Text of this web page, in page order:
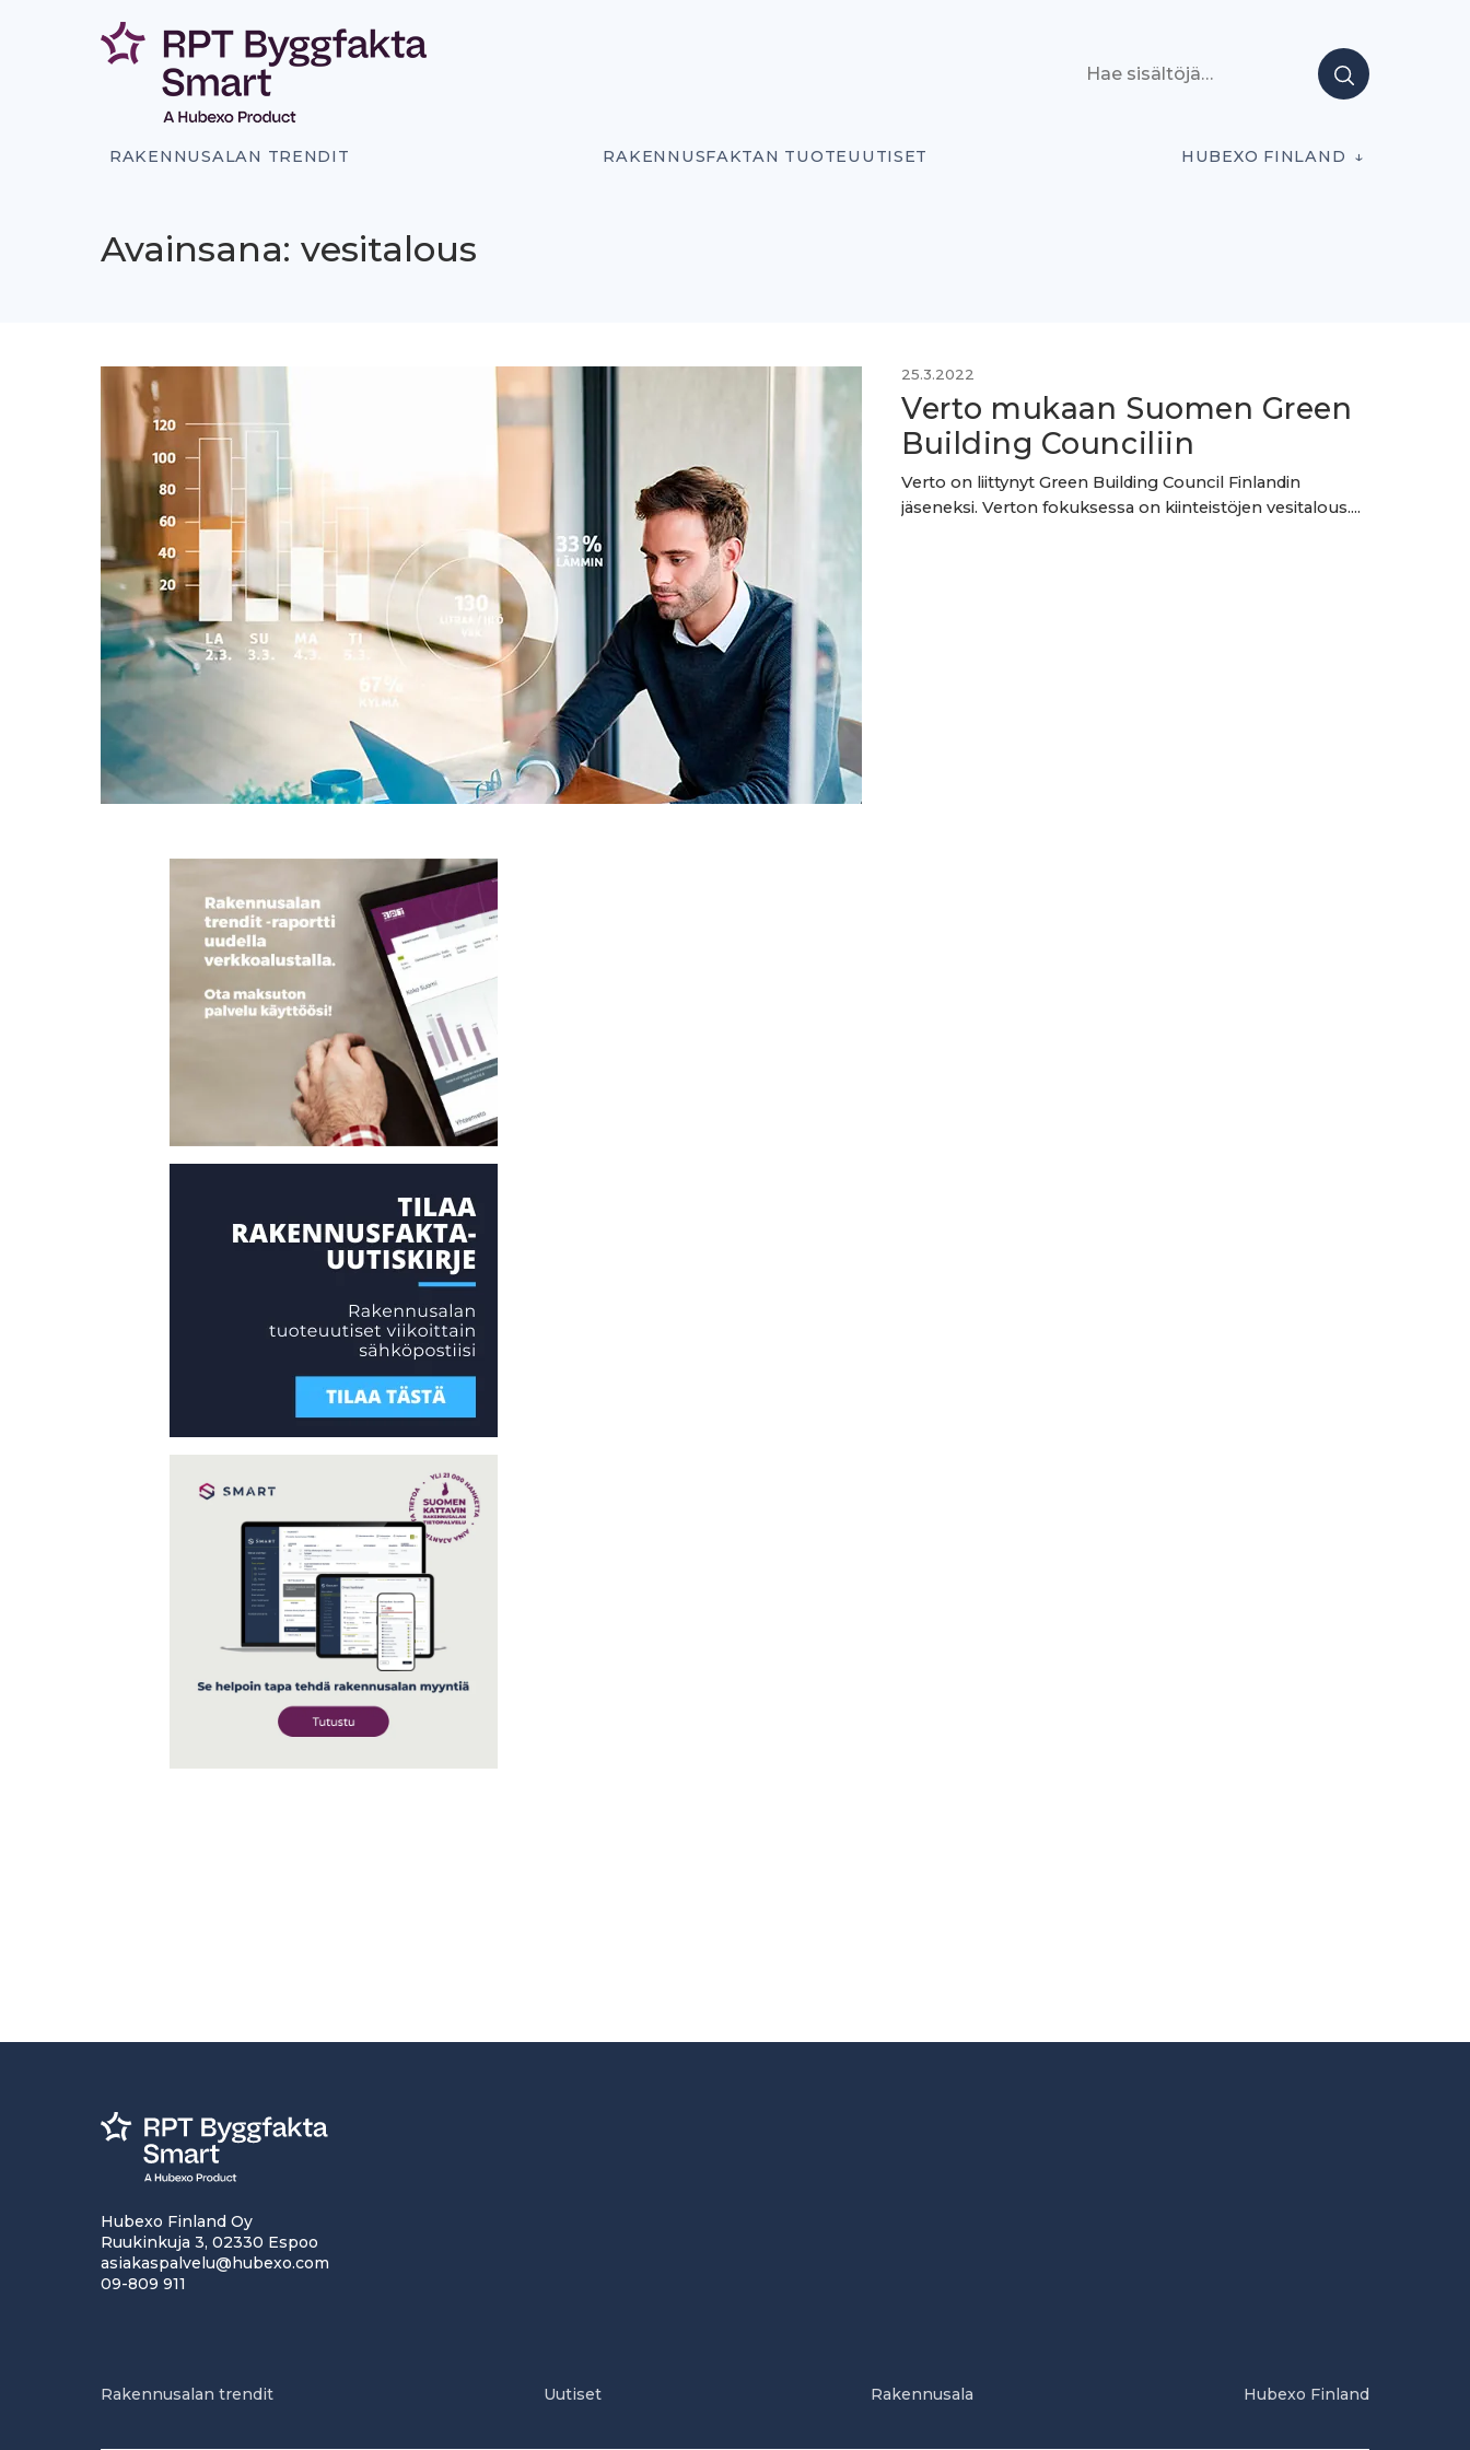
RAKENNUSALAN TRENDIT RAKENNUSFAKTAN TUOTEUUTISET HUBEXO FINLAND
Avainsana: vesitalous
25.3.2022
Verto mukaan Suomen Green
Building Counciliin
Verto on liittynyt Green Building Council Finlandin
jäseneksi. Verton fokuksessa on kiinteistöjen vesitalous....
Hubexo Finland Oy
Ruukinkuja 3, 02330 Espoo
asiakaspalvelu@hubexo.com
09-809 911
Rakennusalan trendit Uutiset Rakennusala Hubexo Finland